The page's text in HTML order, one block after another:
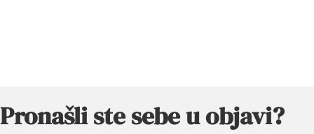
Pronašli ste sebe u objavi?